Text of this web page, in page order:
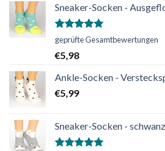
Sneaker-Socken -
Bewertet
von 5
geprüfte Gesamtbewertungen
€5,98
Ankle-Socken -
€5,99
Sneaker-Socken -